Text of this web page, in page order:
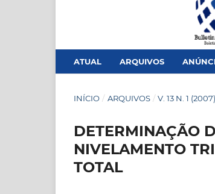
ATUAL ARQUIVOS
INÍCIO / ARQUIVOS / V. 13 N. 1 (2007)
DETERMINAÇÃO
NIVELAMENTO
TOTAL